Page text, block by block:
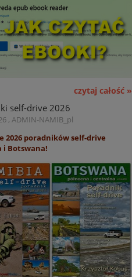
czytaj całość »
self-drive 2026
, ADMIN-NAMIB_pl
2026 poradników self-drive
i Botswana!